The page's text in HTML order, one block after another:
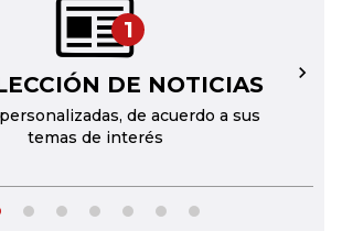
1
DE NOTICIAS
de acuerdo a sus
temas de interés
→